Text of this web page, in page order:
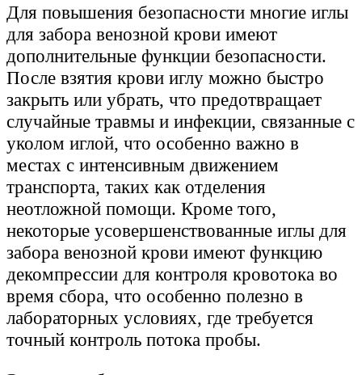
Для повышения безопасности многие иглы
для забора венозной крови имеют
дополнительные функции безопасности.
После взятия крови иглу можно быстро
закрыть или убрать, что предотвращает
случайные травмы и инфекции, связанные с
уколом иглой, что особенно важно в
местах с интенсивным движением
транспорта, таких как отделения
неотложной помощи. Кроме того,
некоторые усовершенствованные иглы для
забора венозной крови имеют функцию
декомпрессии для контроля кровотока во
время сбора, что особенно полезно в
лабораторных условиях, где требуется
точный контроль потока пробы.